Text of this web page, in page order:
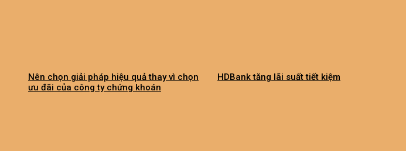
Nên chọn giải pháp hiệu quả thay vì chọn
ưu đãi của công ty chứng khoán
HDBank tăng lãi suất tiết kiệm